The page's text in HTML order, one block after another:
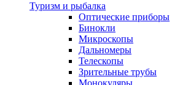
Туризм и рыбалка
Оптические приборы
Бинокли
Микроскопы
Дальномеры
Телескопы
Зрительные трубы